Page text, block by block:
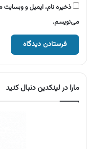
ذخیره نام، ایمیل و وبسایت
می‌نویسم.
مارا در لینکدین دنبال کنید